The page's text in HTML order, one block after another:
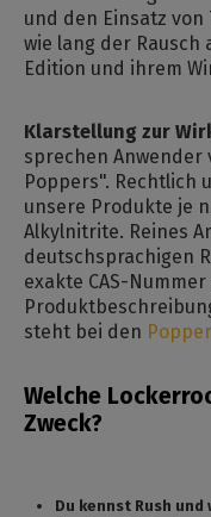
und den Einsatz von
wie lang der
Edition und ihrem
Klarstellung zur
sprechen Anwender
Poppers". Rechtlich
unsere Produkte je
Alkylnitrite. Reines
deutschsprachigen
exakte CAS-
steht bei den
Welche
Zweck?
Du kennst Rush